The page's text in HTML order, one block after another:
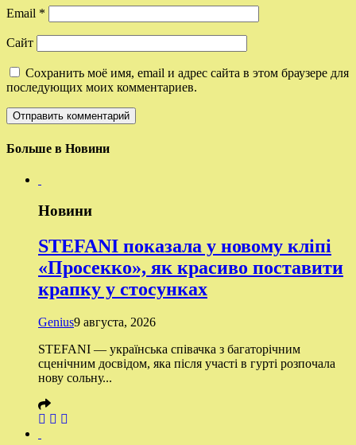
Email *
Сайт
Сохранить моё имя, email и адрес сайта в этом браузере для
последующих моих комментариев.
Больше в Новини
Новини
STEFANI показала у новому кліпі
«Просекко», як красиво поставити
крапку у стосунках
Genius9 августа, 2026
STEFANI — українська співачка з багаторічним
сценічним досвідом, яка після участі в гурті розпочала
нову сольну...